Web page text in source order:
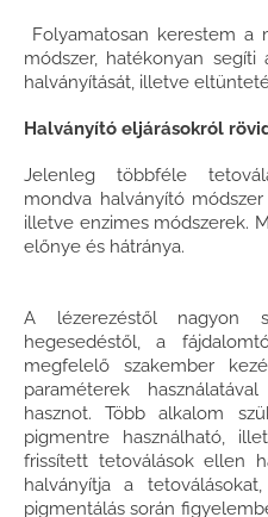
Folyamatosan kerestem a
módszer, hatékonyan
halványítását, illetve
Halványító eljárásokról
Jelenleg többféle
mondva halványító
illetve enzimes módszerek.
előnye és hátránya.
A lézerezéstől nagyon
hegesedéstől, a
megfelelő szakember
paraméterek
hasznot. Több alkalom
pigmentre használható,
frissített tetoválások ellen
halványítja a
pigmentálás során